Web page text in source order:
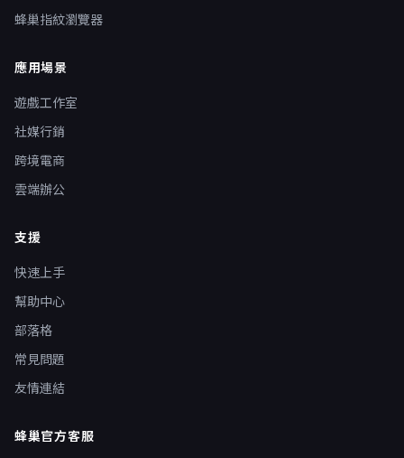
蜂巢指紋瀏覽器
應用場景
遊戲工作室
社媒行銷
跨境電商
雲端辦公
支援
快速上手
幫助中心
部落格
常見問題
友情連結
蜂巢官方客服